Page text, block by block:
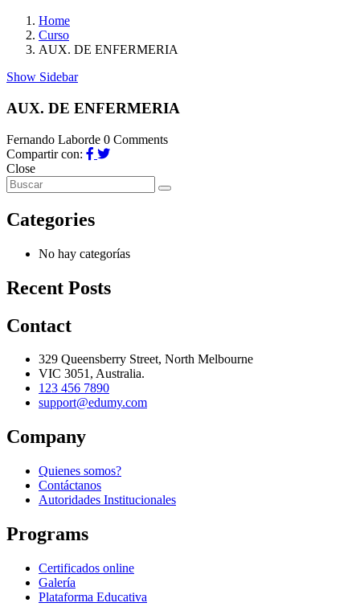
Home
Curso
AUX. DE ENFERMERIA
Show Sidebar
AUX. DE ENFERMERIA
Fernando Laborde 0 Comments
Compartir con:
Close
Categories
No hay categorías
Recent Posts
Contact
329 Queensberry Street, North Melbourne
VIC 3051, Australia.
123 456 7890
support@edumy.com
Company
Quienes somos?
Contáctanos
Autoridades Institucionales
Programs
Certificados online
Galería
Plataforma Educativa